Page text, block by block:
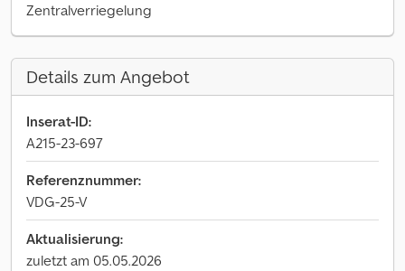
Zentralverriegelung
Details zum Angebot
Inserat-ID:
A215-23-697
Referenznummer:
VDG-25-V
Aktualisierung:
zuletzt am 05.05.2026